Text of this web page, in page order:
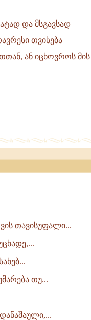
და მსგავსად
თვისება –
ან იცხოვროს მის
თავისუფალი...
თუ...